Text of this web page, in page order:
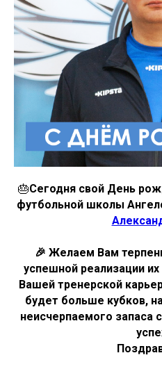
🎂Сегодня свой День
футбольной школы
🎉 Желаем Вам
успешной реализации
Вашей тренерской
будет больше кубков,
неисчерпаемого запаса